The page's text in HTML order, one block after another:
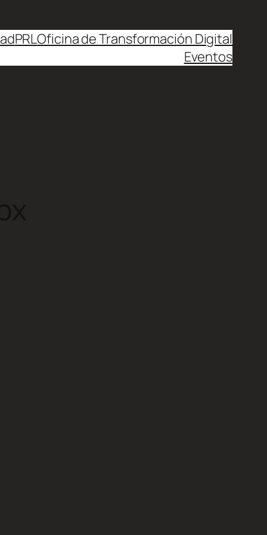
PRLOficina de Transformación Digital
Eventos